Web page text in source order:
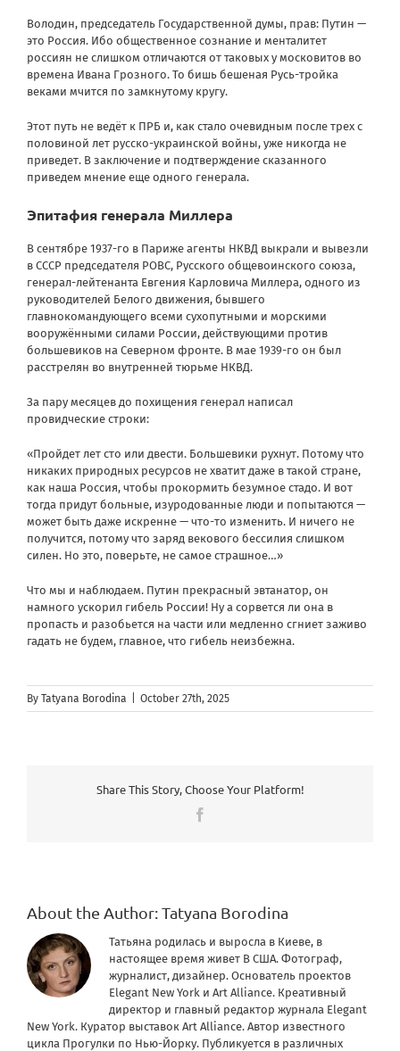
Володин, председатель Государственной думы, прав: Путин —
это Россия. Ибо общественное сознание и менталитет
россиян не слишком отличаются от таковых у московитов во
времена Ивана Грозного. То бишь бешеная Русь-тройка
веками мчится по замкнутому кругу.
Этот путь не ведёт к ПРБ и, как стало очевидным после трех с
половиной лет русско-украинской войны, уже никогда не
приведет. В заключение и подтверждение сказанного
приведем мнение еще одного генерала.
Эпитафия генерала Миллера
В сентябре 1937-го в Париже агенты НКВД выкрали и вывезли
в СССР председателя РОВС, Русского общевоинского союза,
генерал-лейтенанта Евгения Карловича Миллера, одного из
руководителей Белого движения, бывшего
главнокомандующего всеми сухопутными и морскими
вооружёнными силами России, действующими против
большевиков на Северном фронте. В мае 1939-го он был
расстрелян во внутренней тюрьме НКВД.
За пару месяцев до похищения генерал написал
провидческие строки:
«Пройдет лет сто или двести. Большевики рухнут. Потому что
никаких природных ресурсов не хватит даже в такой стране,
как наша Россия, чтобы прокормить безумное стадо. И вот
тогда придут больные, изуродованные люди и попытаются —
может быть даже искренне — что-то изменить. И ничего не
получится, потому что заряд векового бессилия слишком
силен. Но это, поверьте, не самое страшное…»
Что мы и наблюдаем. Путин прекрасный эвтанатор, он
намного ускорил гибель России! Ну а сорвется ли она в
пропасть и разобьется на части или медленно сгниет заживо
гадать не будем, главное, что гибель неизбежна.
By Tatyana Borodina October 27th, 2025
Share This Story, Choose Your Platform!
About the Author:Tatyana Borodina
Татьяна родилась и выросла в Киеве, в
настоящее время живет В США. Фотограф,
журналист, дизайнер. Основатель проектов
Elegant New York и Art Alliance. Креативный
директор и главный редактор журнала Elegant
New York. Куратор выставок Art Alliance. Автор известного
цикла Прогулки по Нью-Йорку. Публикуется в различных